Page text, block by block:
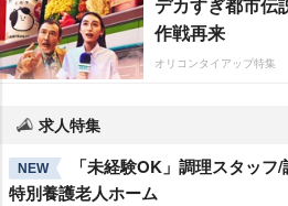
作戦再来
オリコンタイアップ特集
求人特集
NEW
「未経験OK」調理スタッ
特別養護老人ホーム